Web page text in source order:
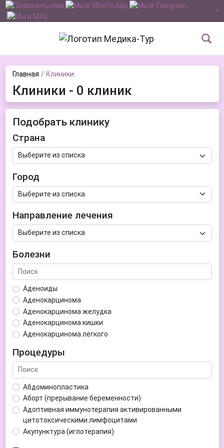
Главная Клиники
Клиники - 0 клиник
Подобрать клинику
Страна
Город
Направление лечения
Болезни
Аденоиды
Аденокарцинома
Аденокарцинома желудка
Аденокарцинома кишки
Аденокарцинома легкого
Аденома гипофиза
Аденома простаты
Аденома щитовидной железы
Аденомиоз
Адентия
Азооспермия
Акне (угри)
Алкоголизм
Процедуры
Абдоминопластика
Аборт (прерывание беременности)
Адоптивная иммунотерапия активированными
цитотоксическими лимфоцитами
Акупунктура (иглотерапия)